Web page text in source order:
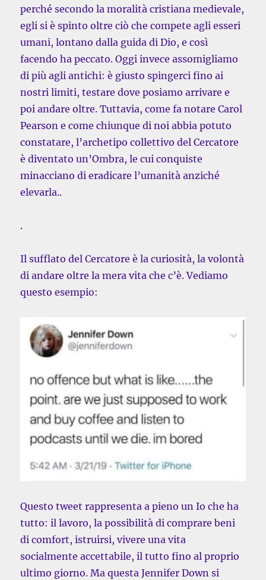
perché secondo la moralità cristiana medievale,
egli si è spinto oltre ciò che compete agli esseri
umani, lontano dalla guida di Dio, e così
facendo ha peccato. Oggi invece assomigliamo
di più agli antichi: è giusto spingerci fino ai
nostri limiti, testare dove posiamo arrivare e
poi andare oltre. Tuttavia, come fa notare Carol
Pearson e come chiunque di noi abbia potuto
constatare, l’archetipo collettivo del Cercatore
è diventato un’Ombra, le cui conquiste
minacciano di eradicare l’umanità anziché
elevarla..
.
Il sufflato del Cercatore è la curiosità, la volontà
di andare oltre la mera vita che c’è. Vediamo
questo esempio:
Questo tweet rappresenta a pieno un Io che ha
tutto: il lavoro, la possibilità di comprare beni
di comfort, istruirsi, vivere una vita
socialmente accettabile, il tutto fino al proprio
ultimo giorno. Ma questa Jennifer Down si